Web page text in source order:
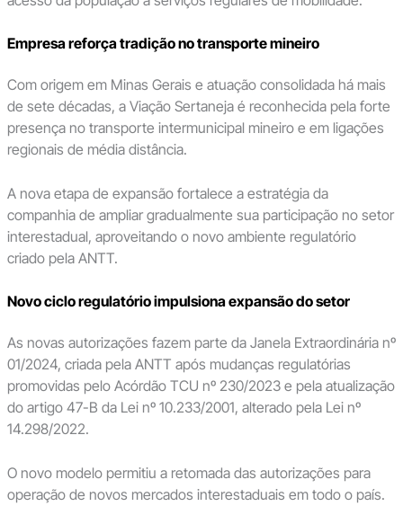
Empresa reforça tradição no transporte mineiro
Com origem em Minas Gerais e atuação consolidada há mais
de sete décadas, a Viação Sertaneja é reconhecida pela forte
presença no transporte intermunicipal mineiro e em ligações
regionais de média distância.
A nova etapa de expansão fortalece a estratégia da
companhia de ampliar gradualmente sua participação no setor
interestadual, aproveitando o novo ambiente regulatório
criado pela ANTT.
Novo ciclo regulatório impulsiona expansão do setor
As novas autorizações fazem parte da Janela Extraordinária nº
01/2024, criada pela ANTT após mudanças regulatórias
promovidas pelo Acórdão TCU nº 230/2023 e pela atualização
do artigo 47-B da Lei nº 10.233/2001, alterado pela Lei nº
14.298/2022.
O novo modelo permitiu a retomada das autorizações para
operação de novos mercados interestaduais em todo o país.